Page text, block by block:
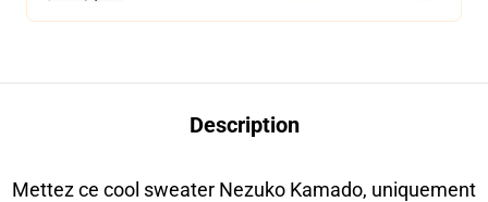
Description
Mettez ce cool sweater Nezuko Kamado, uniquement